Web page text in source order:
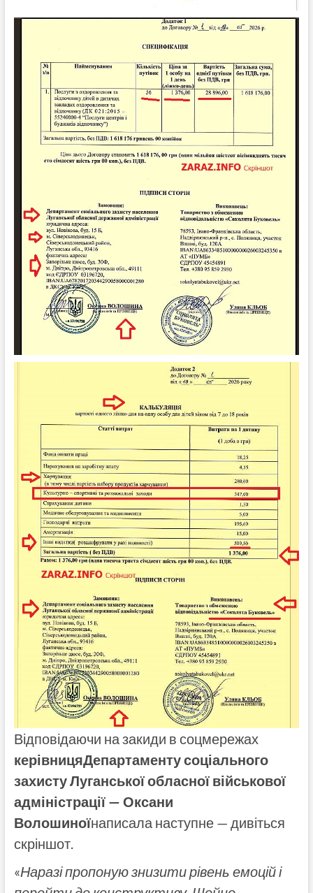
Відповідаючи на закиди в соцмережах
керівницяДепартаменту соціального
захисту Луганської обласної військової
адміністрації — Оксани
Волошиноїнаписала наступне — дивіться
скріншот.
«Наразі пропоную знизити рівень емоцій і